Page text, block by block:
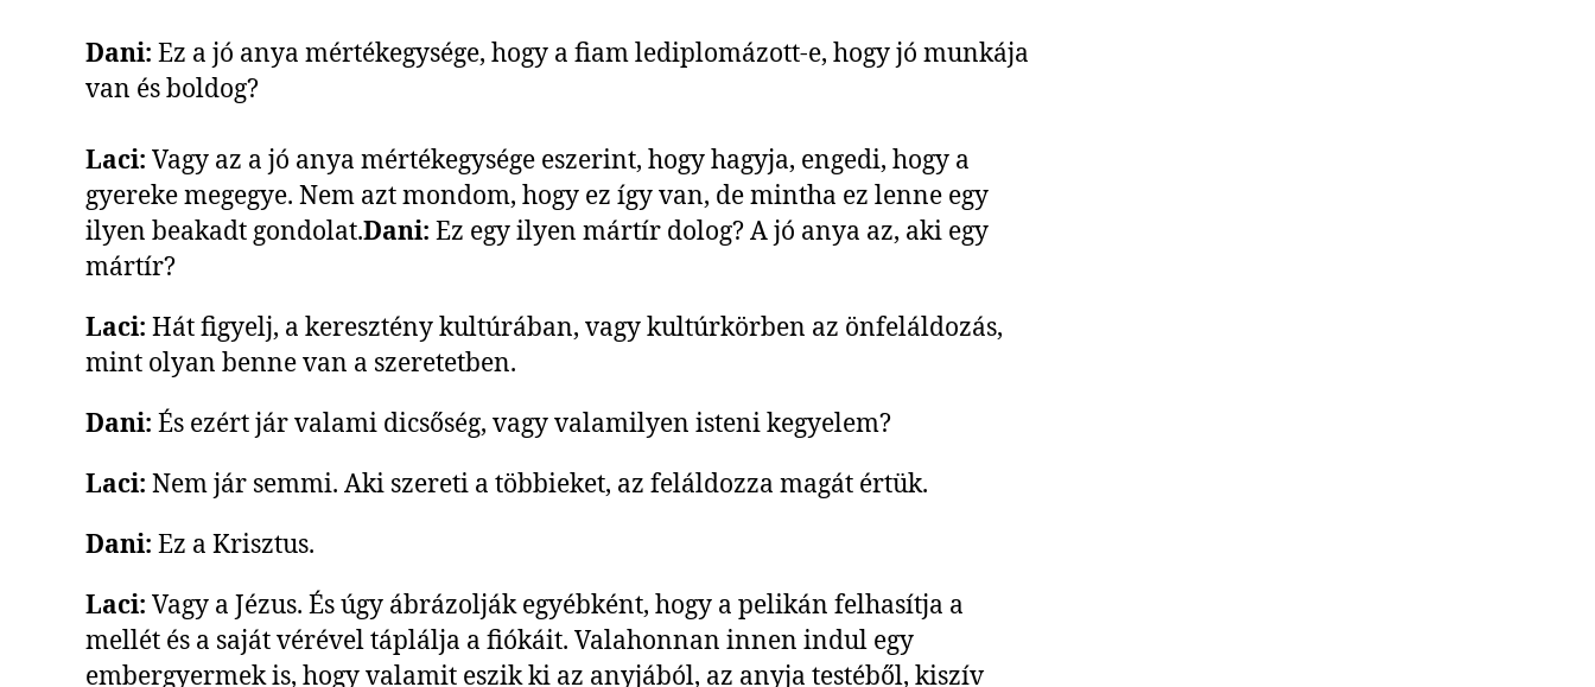
Dani: Ez a jó anya mértékegysége, hogy a fiam lediplomázott-e, hogy jó munkája
van és boldog?
Laci: Vagy az a jó anya mértékegysége eszerint, hogy hagyja, engedi, hogy a
gyereke megegye. Nem azt mondom, hogy ez így van, de mintha ez lenne egy
ilyen beakadt gondolat.Dani: Ez egy ilyen mártír dolog? A jó anya az, aki egy
mártír?
Laci: Hát figyelj, a keresztény kultúrában, vagy kultúrkörben az önfeláldozás,
mint olyan benne van a szeretetben.
Dani: És ezért jár valami dicsőség, vagy valamilyen isteni kegyelem?
Laci: Nem jár semmi. Aki szereti a többieket, az feláldozza magát értük.
Dani: Ez a Krisztus.
Laci: Vagy a Jézus. És úgy ábrázolják egyébként, hogy a pelikán felhasítja a
mellét és a saját vérével táplálja a fiókáit. Valahonnan innen indul egy
embergyermek is, hogy valamit eszik ki az anyjából, az anyja testéből, kiszív